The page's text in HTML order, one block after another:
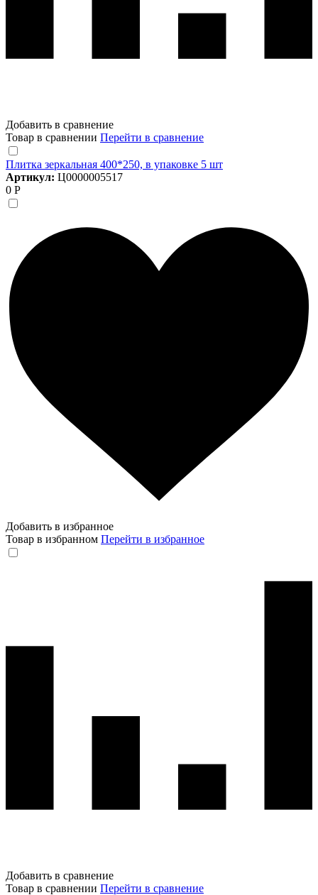
Добавить в сравнение
Товар в сравнении Перейти в сравнение
Плитка зеркальная 400*250, в упаковке 5 шт
Артикул: Ц0000005517
0 Р
Добавить в избранное
Товар в избранном Перейти в избранное
Добавить в сравнение
Товар в сравнении Перейти в сравнение